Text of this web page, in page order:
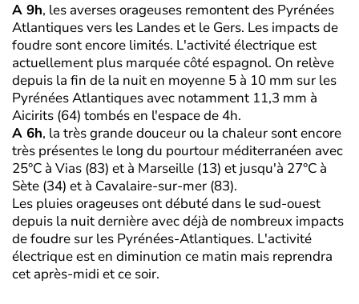
A 9h, les averses orageuses remontent des Pyrénées
Atlantiques vers les Landes et le Gers. Les impacts de
foudre sont encore limités. L'activité électrique est
actuellement plus marquée côté espagnol. On relève
depuis la fin de la nuit en moyenne 5 à 10 mm sur les
Pyrénées Atlantiques avec notamment 11,3 mm à
Aicirits (64) tombés en l'espace de 4h.
A 6h, la très grande douceur ou la chaleur sont encore
très présentes le long du pourtour méditerranéen avec
25°C à Vias (83) et à Marseille (13) et jusqu'à 27°C à
Sète (34) et à Cavalaire-sur-mer (83).
Les pluies orageuses ont débuté dans le sud-ouest
depuis la nuit dernière avec déjà de nombreux impacts
de foudre sur les Pyrénées-Atlantiques. L'activité
électrique est en diminution ce matin mais reprendra
cet après-midi et ce soir.